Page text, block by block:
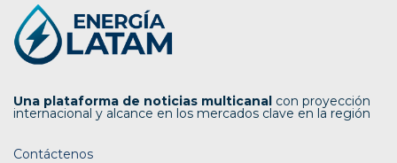
Una plataforma de noticias multicanal con proyección
internacional y alcance en los mercados clave en la región
Contáctenos